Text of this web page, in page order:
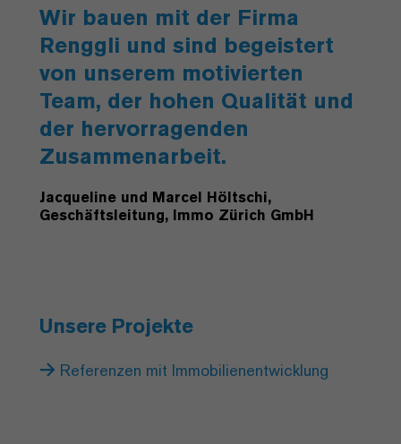
Wir bauen mit der Firma
Renggli und sind begeistert
von unserem motivierten
Team, der hohen Qualität und
der hervorragenden
Zusammenarbeit.
Jacqueline und Marcel Höltschi,
Geschäftsleitung, Immo Zürich GmbH
Unsere Projekte
Referenzen mit Immobilienentwicklung